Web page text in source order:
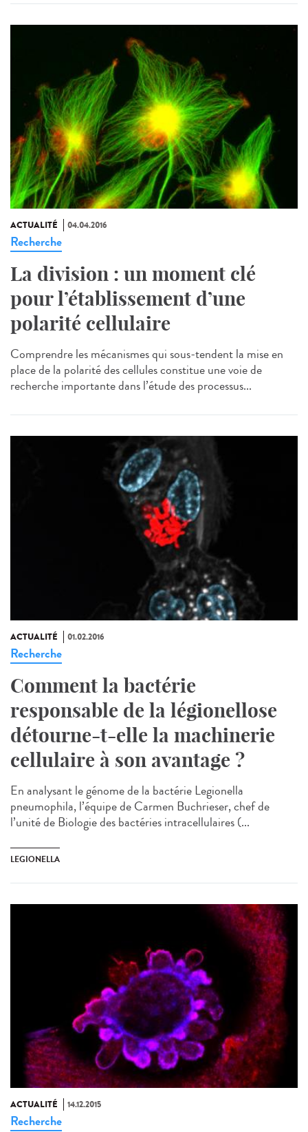
ACTUALITÉ 04.04.2016
Recherche
La division : un moment clé
pour l’établissement d’une
polarité cellulaire
Comprendre les mécanismes qui sous-tendent la mise en
place de la polarité des cellules constitue une voie de
recherche importante dans l’étude des processus...
ACTUALITÉ 01.02.2016
Recherche
Comment la bactérie
responsable de la légionellose
détourne-t-elle la machinerie
cellulaire à son avantage ?
En analysant le génome de la bactérie Legionella
pneumophila, l’équipe de Carmen Buchrieser, chef de
l’unité de Biologie des bactéries intracellulaires (...
LEGIONELLA
ACTUALITÉ 14.12.2015
Recherche